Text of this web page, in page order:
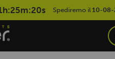
Spediremo il 10-08-